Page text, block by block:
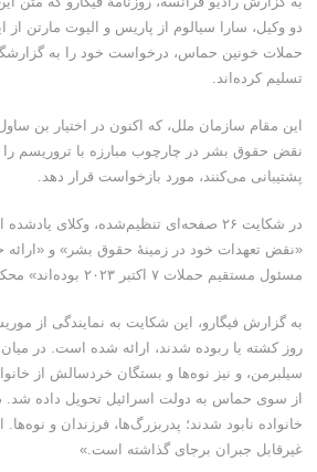
دو وکیل، سارا سیالوم از پاریس و الیوت مارتن از
حملات خونین حماس، درخواست خود را به
تسلیم کرده‌اند.
این مقام سازمان ملل، که اکنون در اختیار بن
نقض حقوق بشر در چارچوب مبارزه با تروریسم
پشتیبانی می‌کنند، مورد بازخواست قرار دهد.
در شکایت ۲۶ صفحه‌ای تنظیم‌شده، وکلای
«نقض تعهدات خود در زمینۀ حقوق بشر» و «ارائه
مسئول مستقیم حملات ۷ اکتبر ۲۰۲۳ بوده‌اند» محکوم کند.
به گزارش فیگارو، این شکایت به نمایندگی از
روز کشته یا ربوده شدند، ارائه شده است. در
سیلبرمن، و نیز نوه‌ها و بستگان خردسالش از
از سوی حماس به دولت اسرائیل تحویل داده
خانواده نابود شدند؛ پدربزرگ‌ها، فرزندان و
غیرقابل جبران برجای گذاشته است.»